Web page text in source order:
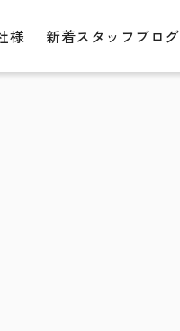
様 新着スタッフブログ